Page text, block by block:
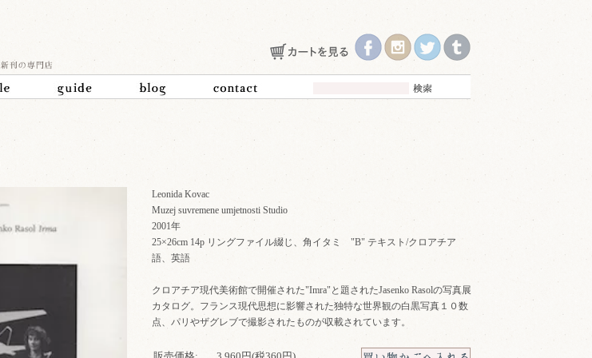
Leonida Kovac
Muzej suvremene umjetnosti Studio
2001年
25×26cm 14p リングファイル綴じ、角イタミ "B" テキスト/クロアチア
語、英語
クロアチア現代美術館で開催された"Imra"と題されたJasenko Rasolの写真展
カタログ。フランス現代思想に影響された独特な世界観の白黒写真１０数
点、パリやザグレブで撮影されたものが収載されています。